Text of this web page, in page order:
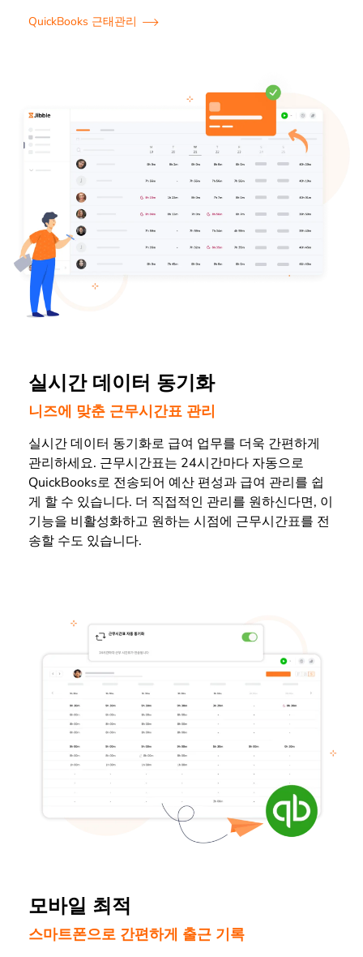
QuickBooks 근태관리
실시간 데이터 동기화
니즈에 맞춘 근무시간표 관리
실시간 데이터 동기화로 급여 업무를 더욱 간편하게
관리하세요. 근무시간표는 24시간마다 자동으로
QuickBooks로 전송되어 예산 편성과 급여 관리를 쉽
게 할 수 있습니다. 더 직접적인 관리를 원하신다면, 이
기능을 비활성화하고 원하는 시점에 근무시간표를 전
송할 수도 있습니다.
모바일 최적
스마트폰으로 간편하게 출근 기록